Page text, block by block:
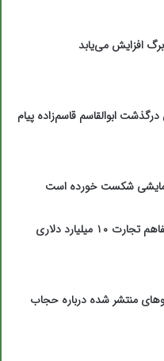
افزایش می‌یابد
ابوالقاسم قاسم‌زاده پیام
نمایشی شکست خورده است
امضای یادداشت تفاهم تجارت ۱۰ میلیارد دلاری
منتشر شده درباره حجاب